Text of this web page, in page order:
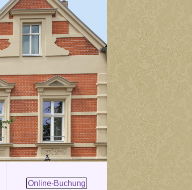
Online-Buchung